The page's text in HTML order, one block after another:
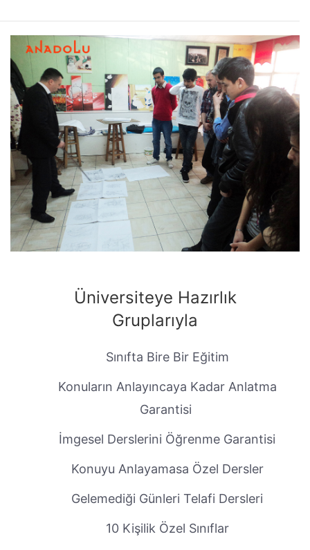
Üniversiteye Hazırlık
Gruplarıyla
Sınıfta Bire Bir Eğitim
Konuların Anlayıncaya Kadar Anlatma
Garantisi
İmgesel Derslerini Öğrenme Garantisi
Konuyu Anlayamasa Özel Dersler
Gelemediği Günleri Telafi Dersleri
10 Kişilik Özel Sınıflar